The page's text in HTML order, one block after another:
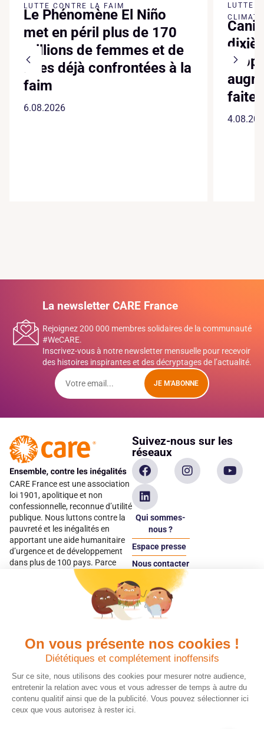
On vous présente nos cookies !
Diététiques et complétement inoffensifs
Sur ce site, nous utilisons des cookies pour mesurer notre audience,
entretenir la relation avec vous et vous adresser de temps à autre du
contenu qualitif ainsi que de la publicité. Vous pouvez sélectionner ici
ceux que vous autorisez à rester ici.
LUTTE CONTRE LA FAIM
Le Phénomène El Niño
met en péril plus de 170
millions de femmes et de
filles déjà confrontées à la
faim
6.08.2026
LUTTE
La newsletter CARE France
Rejoignez 200 000 membres solidaires de la communauté
#WeCARE.
Inscrivez-vous à notre newsletter mensuelle pour recevoir
des histoires inspirantes et des décryptages de l’actualité.
JE M'ABONNE
CARE France est une association
loi 1901, apolitique et non
confessionnelle, reconnue d’utilité
publique. Nous luttons contre la
pauvreté et les inégalités en
apportant une aide humanitaire
d’urgence et de développement
dans plus de 100 pays. Parce
qu’elles sont les premières
victimes des inégalités, CARE met
les femmes et les filles au cœur
Suivez-nous sur les
réseaux
Qui sommes-
nous ?
Espace presse
Nous contacter
Espace
donateur
Quels avantages fiscaux ?
Chaque don effectué à une
association reconnue d’utilité
publique comme CARE, est
déductible jusqu’à 75 % de l’impôt
sur le revenu. Modalités de
déduction, déclaration des dons
Donner en confiance
Vos dons sont
déductibles à 75 % de
vos impôts. Depuis
plus de 15 ans, CARE
France est une